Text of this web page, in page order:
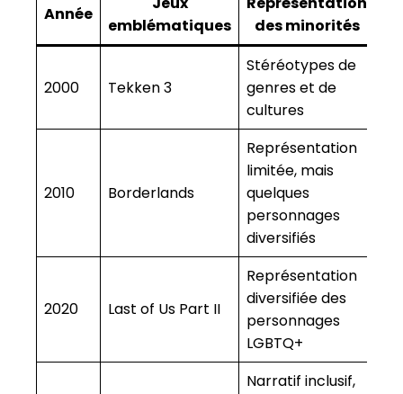
Année
emblématiques
des minorités
2000 Tekken 3
Stéréotypes de
genres et de
cultures
2010 Borderlands
Représentation
limitée, mais
quelques
personnages
diversifiés
2020 Last of Us Part II
Représentation
diversifiée des
personnages
LGBTQ+
Narratif inclusif,